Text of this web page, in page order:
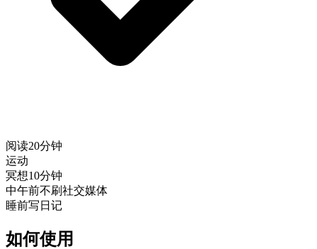
阅读20分钟
运动
冥想10分钟
中午前不刷社交媒体
睡前写日记
如何使用